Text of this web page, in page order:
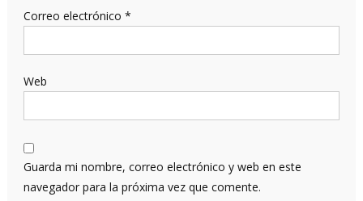
Correo electrónico *
Web
Guarda mi nombre, correo electrónico y web en este
navegador para la próxima vez que comente.